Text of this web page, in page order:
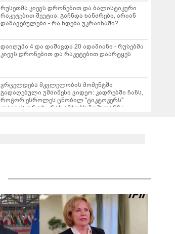
რუსეთმა კიევს დრონებით და ბალისტიკური
რაკეტებით შეუტია: გაჩნდა ხანძრები, არიან
დაშავებულები - რა ხდება უკრაინაში?
დაიღუპა 4 და დაშავდა 20 ადამიანი - რუსებმა
კიევს დრონებით და რაკეტებით დაარტყეს
ვრცელდება მკვლელობის მომენტში
გადაღებული უმძიმესი ვიდეო: კადრებში ჩანს,
როგორ ესროლეს ცნობილ "ტიკტოკერს"
ლაივის დროს - რას ამბობს მომხდარზე
ესპანური მედია - სეუტამდე მიღწევის
მცდელობისას 67 მიგრანტი დაიღუპა